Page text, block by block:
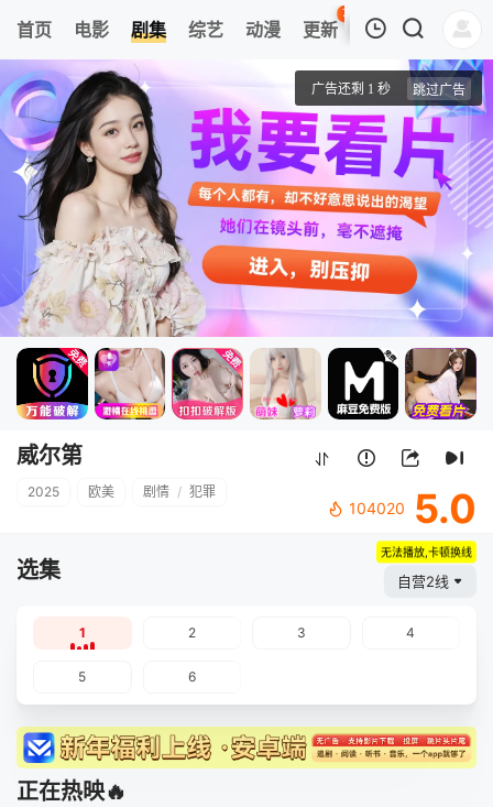
首页 电影 剧集 综艺 动漫 更新
78
热榜 APP
我的观影记录
1
威尔第
清空
威尔第
2025 欧美 剧情 / 犯罪
104020 5.0
选集
无法播放,卡顿换线
自营2线
1 2 3 4
5 6
正在热映🔥